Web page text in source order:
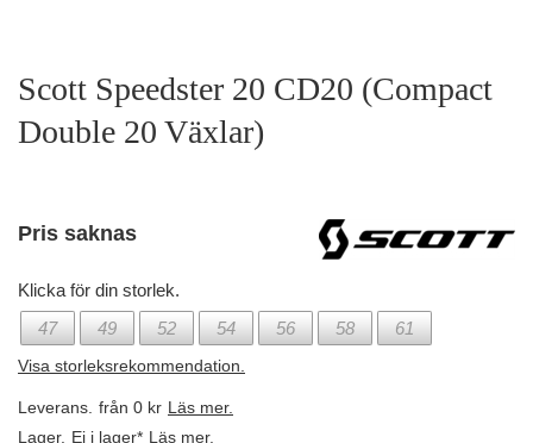
Scott Speedster 20 CD20 (Compact
Double 20 Växlar)
Pris saknas
Klicka för din storlek.
47
49 52 54 56 58 61
Visa storleksrekommendation.
Leverans. från 0 kr Läs mer.
Lager. Ej i lager* Läs mer.